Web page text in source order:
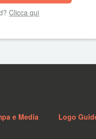
Clicca qui
e Media Logo